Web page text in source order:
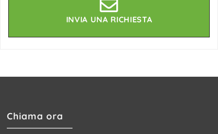
INVIA UNA RICHIESTA
Chiama ora